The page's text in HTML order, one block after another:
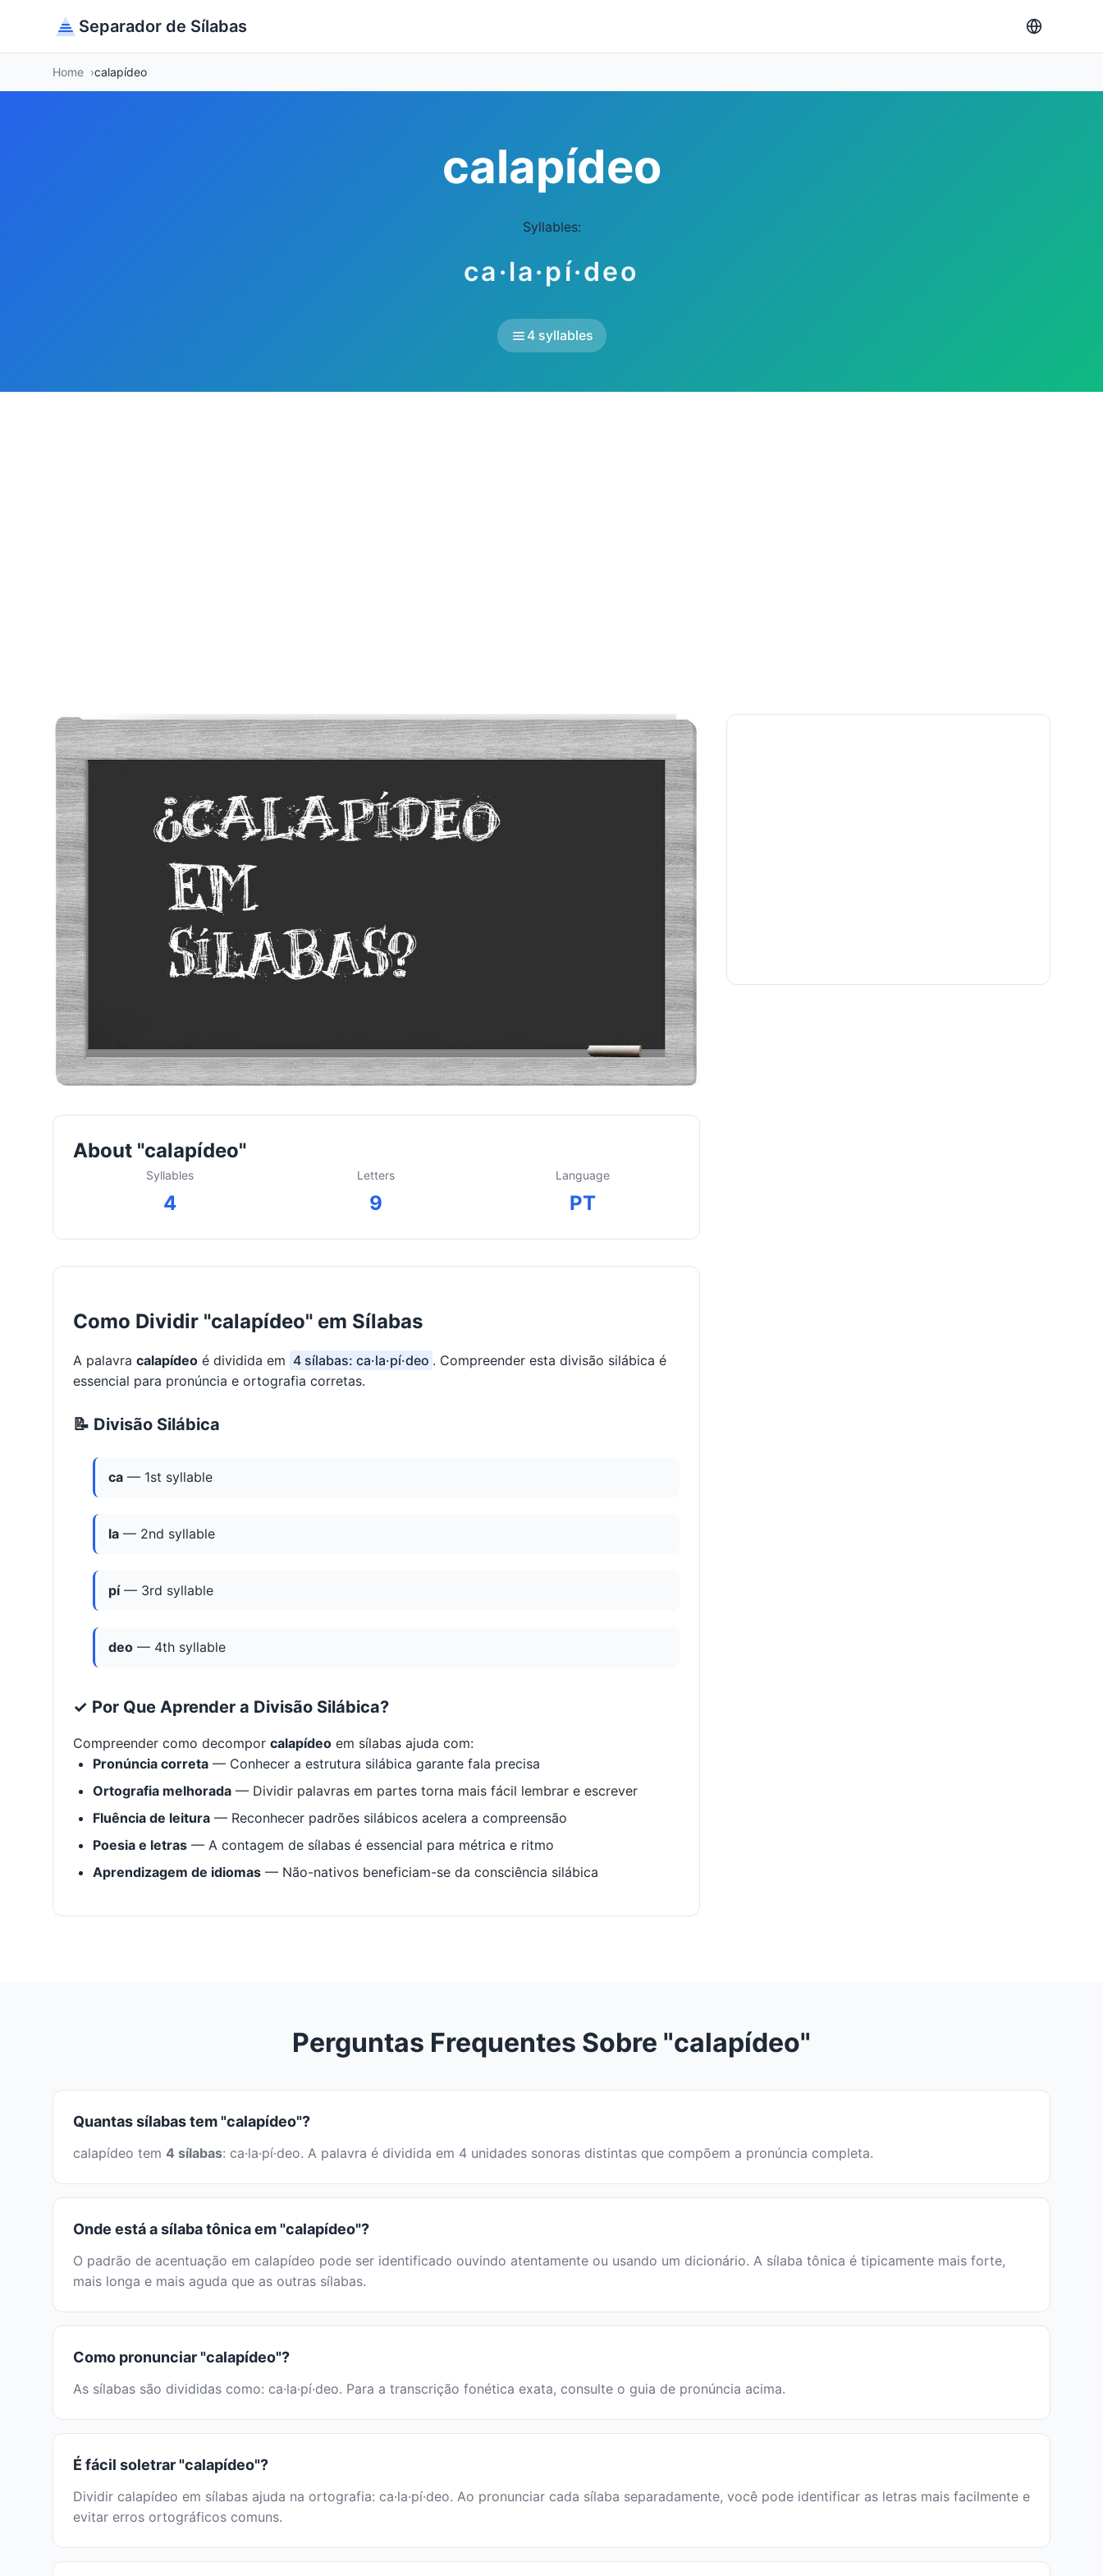
Separador de Sílabas
Home calapídeo
calapídeo
Syllables:
ca·la·pí·deo
4 syllables
About "calapídeo"
Syllables
4
Letters
9
Language
PT
Como Dividir "calapídeo" em Sílabas
A palavra calapídeo é dividida em 4 sílabas: ca·la·pí·deo . Compreender esta divisão silábica é
essencial para pronúncia e ortografia corretas.
📝 Divisão Silábica
ca — 1st syllable
la — 2nd syllable
pí— 3rd syllable
deo — 4th syllable
✓ Por Que Aprender a Divisão Silábica?
Compreender como decompor calapídeo em sílabas ajuda com:
Pronúncia correta — Conhecer a estrutura silábica garante fala precisa
Ortografia melhorada — Dividir palavras em partes torna mais fácil lembrar e escrever
Fluência de leitura — Reconhecer padrões silábicos acelera a compreensão
Poesia e letras — A contagem de sílabas é essencial para métrica e ritmo
Aprendizagem de idiomas — Não-nativos beneficiam-se da consciência silábica
Perguntas Frequentes Sobre "calapídeo"
Quantas sílabas tem "calapídeo"?
calapídeo tem 4 sílabas: ca·la·pí·deo. A palavra é dividida em 4 unidades sonoras distintas que compõem a pronúncia completa.
Onde está a sílaba tônica em "calapídeo"?
O padrão de acentuação em calapídeo pode ser identificado ouvindo atentamente ou usando um dicionário. A sílaba tônica é tipicamente mais forte,
mais longa e mais aguda que as outras sílabas.
Como pronunciar "calapídeo"?
As sílabas são divididas como: ca·la·pí·deo. Para a transcrição fonética exata, consulte o guia de pronúncia acima.
É fácil soletrar "calapídeo"?
Dividir calapídeo em sílabas ajuda na ortografia: ca·la·pí·deo. Ao pronunciar cada sílaba separadamente, você pode identificar as letras mais facilmente e
evitar erros ortográficos comuns.